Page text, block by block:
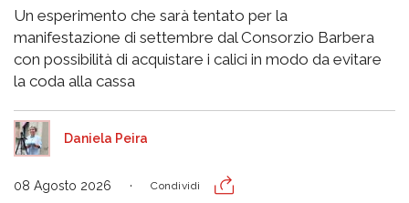
Un esperimento che sarà tentato per la
manifestazione di settembre dal Consorzio Barbera
con possibilità di acquistare i calici in modo da evitare
la coda alla cassa
Daniela Peira
08 Agosto 2026 Condividi